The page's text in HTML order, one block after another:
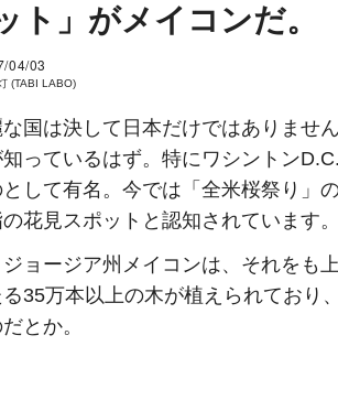
ト」がメイコンだ。
04/03
(TABI LABO)
国は決して日本だけではありませ
っているはず。特にワシントン
して有名。今では「全米桜祭り」
花見スポットと認知されています。
ョージア州メイコンは、それをも
35万本以上の木が植えられており
とか。